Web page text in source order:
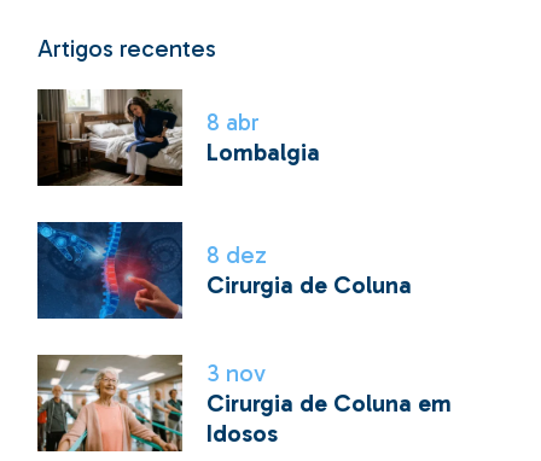
Artigos recentes
8 abr
Lombalgia
8 dez
Cirurgia de Coluna
3 nov
Cirurgia de Coluna em
Idosos